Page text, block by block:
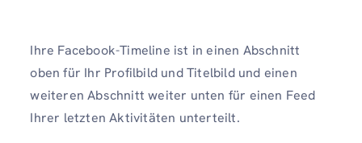
Ihre Facebook-Timeline ist in einen Abschnitt
oben für Ihr Profilbild und Titelbild und einen
weiteren Abschnitt weiter unten für einen Feed
Ihrer letzten Aktivitäten unterteilt.